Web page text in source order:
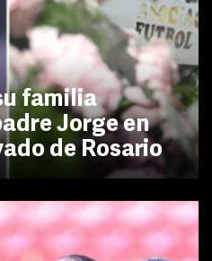
familia
Jorge en
de Rosario